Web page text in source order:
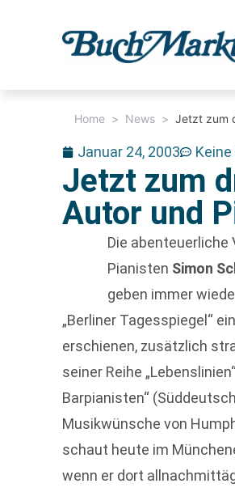
Home > News > Jetzt zum
Januar 24, 2003
Jetzt zum
Autor und
Die
Pianisten Simon
geben immer
„Berliner Tagesspiegel“
erschienen, zusätzlich
seiner Reihe
Barpianisten“
Musikwünsche von
schaut heute im
wenn er dort